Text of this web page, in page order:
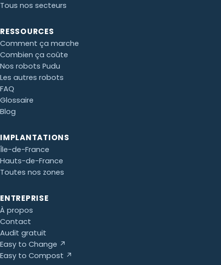
Tous nos secteurs
RESSOURCES
Comment ça marche
Combien ça coûte
Nos robots Pudu
Les autres robots
FAQ
Glossaire
Blog
IMPLANTATIONS
Île-de-France
Hauts-de-France
Toutes nos zones
ENTREPRISE
À propos
Contact
Audit gratuit
Easy to Change ↗
Easy to Compost ↗
Paul · Easy to Clean
Clone du co-fondateur · En ligne